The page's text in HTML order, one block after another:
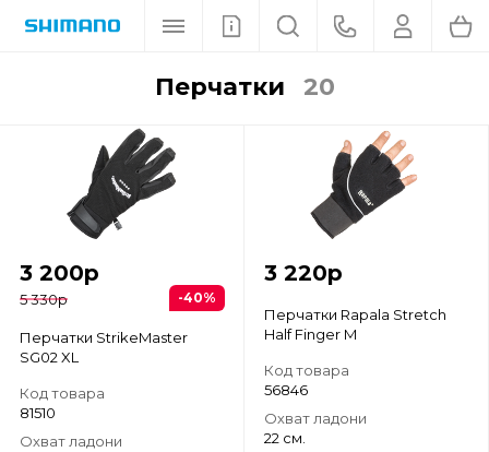
перчатки 20
-40%
3 200р
5 330р
Перчатки StrikeMaster
SG02 XL
Код товара
81510
Охват ладони
3 220р
Перчатки Rapala Stretch
Half Finger M
Код товара
56846
Охват ладони
22 см.